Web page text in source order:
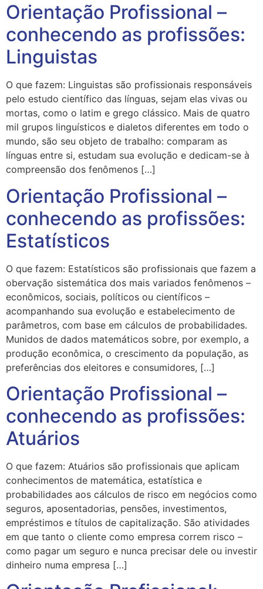
Orientação Profissional –
conhecendo as profissões:
Linguistas
O que fazem: Linguistas são profissionais responsáveis
pelo estudo científico das línguas, sejam elas vivas ou
mortas, como o latim e grego clássico. Mais de quatro
mil grupos linguísticos e dialetos diferentes em todo o
mundo, são seu objeto de trabalho: comparam as
línguas entre si, estudam sua evolução e dedicam-se à
compreensão dos fenômenos […]
Orientação Profissional –
conhecendo as profissões:
Estatísticos
O que fazem: Estatísticos são profissionais que fazem a
obervação sistemática dos mais variados fenômenos –
econômicos, sociais, políticos ou científicos –
acompanhando sua evolução e estabelecimento de
parâmetros, com base em cálculos de probabilidades.
Munidos de dados matemáticos sobre, por exemplo, a
produção econômica, o crescimento da população, as
preferências dos eleitores e consumidores, […]
Orientação Profissional –
conhecendo as profissões:
Atuários
O que fazem: Atuários são profissionais que aplicam
conhecimentos de matemática, estatística e
probabilidades aos cálculos de risco em negócios como
seguros, aposentadorias, pensões, investimentos,
empréstimos e títulos de capitalização. São atividades
em que tanto o cliente como empresa correm risco –
como pagar um seguro e nunca precisar dele ou investir
dinheiro numa empresa […]